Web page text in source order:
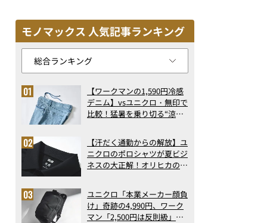
モノマックス 人気記事ランキング
【ワークマンの1,590円冷感
デニム】vsユニクロ・無印で
比較！猛暑を乗り切る“涼感
で決定版
【汗だく通勤からの解放】ユ
ニクロのポロシャツが夏ビジ
ネスの大正解！オリヒカの透
アの実力
ユニクロ「本業メーカー顔負
け」奇跡の4,990円、ワーク
マン「2,500円は反則級」凄